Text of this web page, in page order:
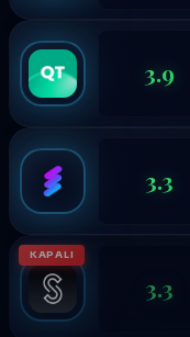
3.9
3.3
KAPALI
3.3